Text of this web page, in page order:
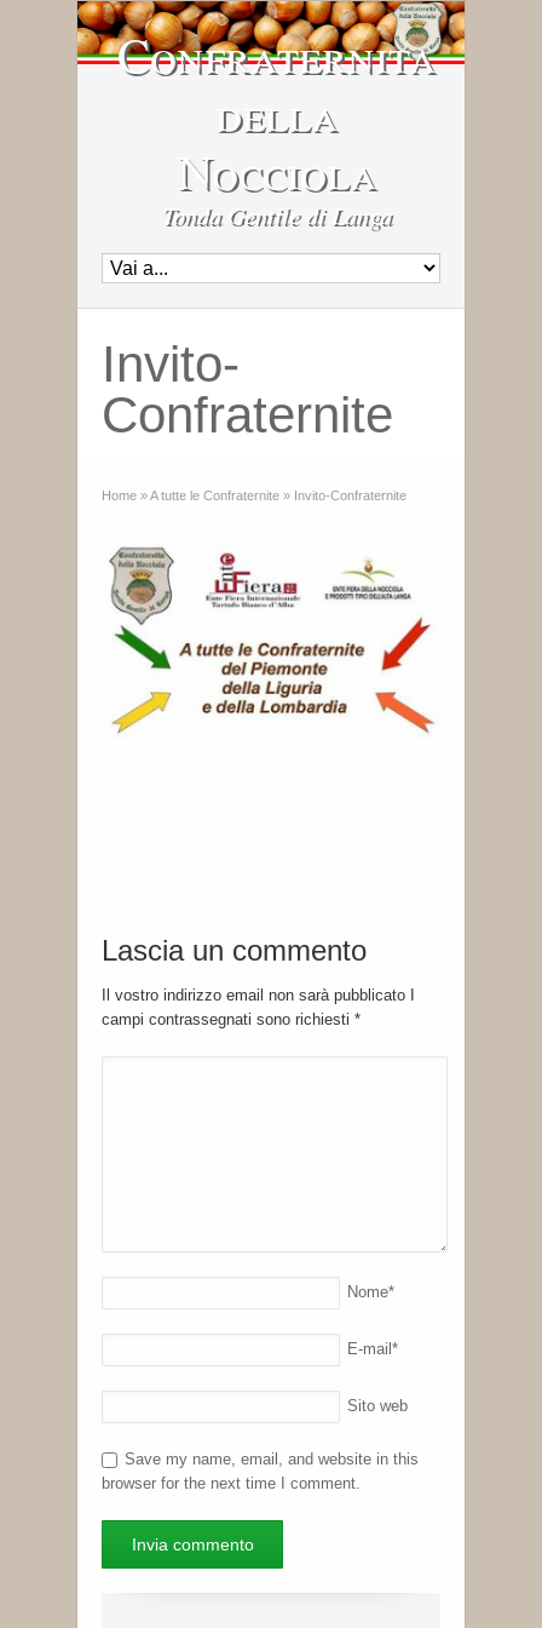
Confraternita
della
Nocciola
Tonda Gentile di Langa
Invito-
Confraternite
Home »A tutte le Confraternite » Invito-Confraternite
Lascia un commento
Il vostro indirizzo email non sarà pubblicato I
campi contrassegnati sono richiesti *
Nome*
E-mail *
Sito web
Save my name, email, and website in this
browser for the next time I comment.